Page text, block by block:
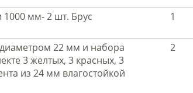
мм- 2 шт. Брус
1
22 мм и набора
3 желтых, 3 красных, 3
из 24 мм влагостойкой
2